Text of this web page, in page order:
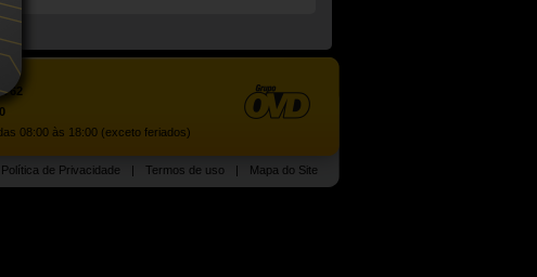
08:00 às 18:00 (exceto feriados)
Política de Privacidade | Termos de uso | Mapa do Site